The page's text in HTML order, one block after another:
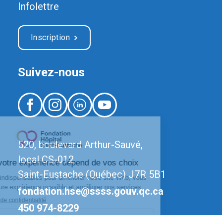
520, boulevard Arthur-Sauvé,
local CS-012
Saint-Eustache (Québec) J7R 5B1
fondation.hse@ssss.gouv.qc.ca
450 974-8229
Infolettre
Inscription
Suivez-nous